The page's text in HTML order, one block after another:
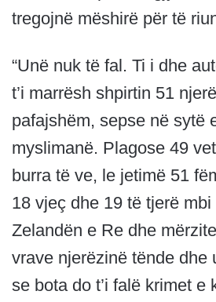
tregojnë mëshirë për të
“Unë nuk të fal. Ti i dhe
t’i marrësh shpirtin 51
pafajshëm, sepse në sytë
myslimanë. Plagose 49
burra të ve, le jetimë 51
18 vjeç dhe 19 të tjerë
Zelandën e Re dhe
vrave njerëzinë tënde dhe
se bota do t’i falë krimet e